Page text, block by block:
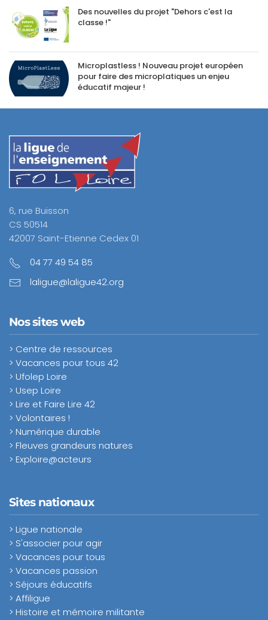
Des nouvelles du projet "Dehors c'est la
classe !"
Microplastless ! Nouveau projet européen
pour faire des microplatiques un enjeu
éducatif majeur !
6, rue Buisson
CS 50514
42007 Saint-Etienne Cedex 01
04 77 49 54 85
laligue@laligue42.org
Nos sites web
> Centre de ressources
> Vacances pour tous 42
> Ufolep Loire
> Usep Loire
> Lire et Faire Lire 42
> Volontaires !
> Numérique durable
> Fleuves grandeurs natures
> Exploire@acteurs
Sites nationaux
> Ligue nationale
> S'associer pour agir
> Vacances pour tous
> Vacances passion
> Séjours éducatifs
> Affiligue
> Histoire et mémoire militante